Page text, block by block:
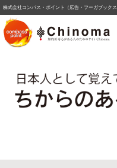
株式会社コンパス・ポイント（広告・フーガブックス